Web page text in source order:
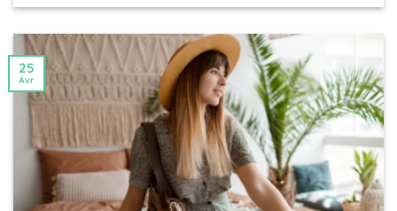
pompons et les superpositions sont des éléments
mouvement et de la texture à une tenue. Les bijoux à
effet, tels que les boucles d’oreilles surdimensionnées
et les bracelets superposés, sont également populaires
dans la
mode bohémienne, ajoutant une touche
bohémienne à n’importe quel ensemble. Les
chapeaux, les écharpes et les ceintures sont des
accessoires polyvalents qui peuvent être superposés
pour créer un look bohème à la fois élégant et
25
Avr